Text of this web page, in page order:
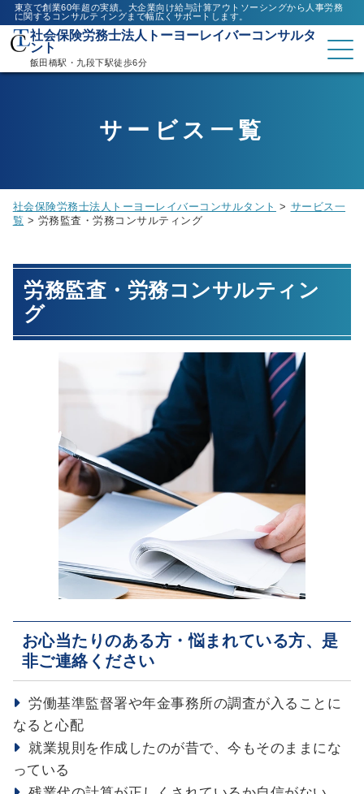
東京で創業60年超の実績。大企業向け給与計算アウトソーシングから人事労務
に関するコンサルティングまで幅広くサポートします。
社会保険労務士法人トーヨーレイバーコンサルタ
ント
飯田橋駅・九段下駅徒歩6分
サービス一覧
社会保険労務士法人トーヨーレイバーコンサルタント > サービス一
覧 > 労務監査・労務コンサルティング
労務監査・労務コンサルティン
グ
お心当たりのある方・悩まれている方、是
非ご連絡ください
労働基準監督署や年金事務所の調査が入ることに
なると心配
就業規則を作成したのが昔で、今もそのままにな
っている